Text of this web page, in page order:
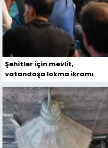
Şehitler için mevlit,
vatandaşa lokma ikramı